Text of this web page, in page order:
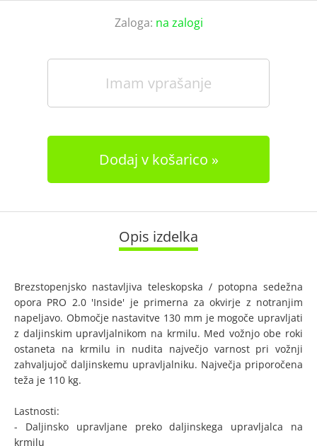
Zaloga: na zalogi
Imam vprašanje
Dodaj v košarico
Opis izdelka
Brezstopenjsko nastavljiva teleskopska / potopna sedežna
opora PRO 2.0 'Inside' je primerna za okvirje z notranjim
napeljavo. Območje nastavitve 130 mm je mogoče upravljati
z daljinskim upravljalnikom na krmilu. Med vožnjo obe roki
ostaneta na krmilu in nudita največjo varnost pri vožnji
zahvaljujoč daljinskemu upravljalniku. Največja priporočena
teža je 110 kg.
Lastnosti:
- Daljinsko upravljane preko daljinskega upravljalca na
krmilu